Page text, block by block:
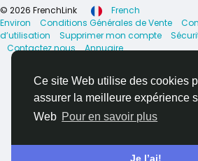
Ce site Web utilise des cookies
assurer la meilleure expérience
Web Pour en savoir plus
Je l’ai!
© 2026 FrenchLink
French
Environ
Conditions Générales de Vente
d’utilisation
Supprimer mon compte
Contactez nous Annuaire